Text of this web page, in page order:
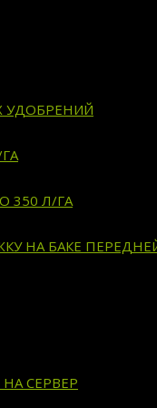
УДОБРЕНИЙ
350 Л/ГА
НА БАКЕ
СЕРВЕР